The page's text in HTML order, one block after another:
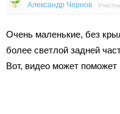
Александр Чернов
Очень маленькие, без
более светлой задней
Вот, видео может поможет